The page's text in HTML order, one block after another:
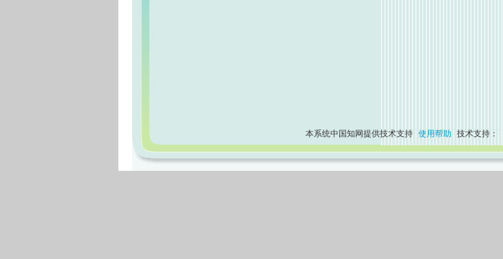
本系统中国知网提供技术支持 使用帮助 技术支持：